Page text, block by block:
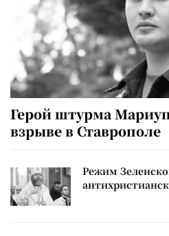
Герой штурма
взрыве в Ставрополе
Режим